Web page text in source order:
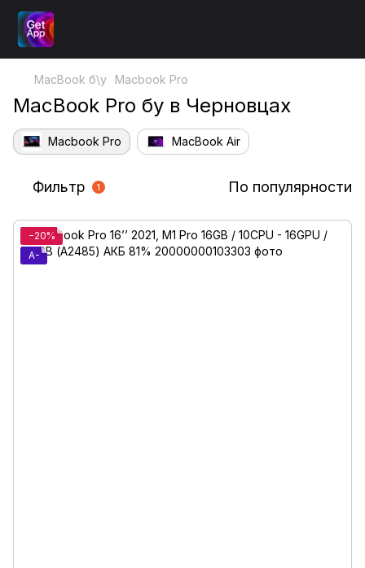
MacBook б\у Macbook Pro
MacBook Pro бу в Черновцах
Macbook Pro MacBook Air
Фильтр 1 По популярности
−20%
A-